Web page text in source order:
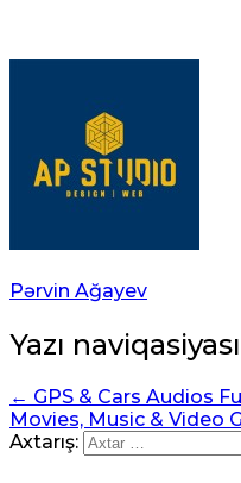
Pərvin Ağayev
Yazı naviqasiyası
← GPS & Cars Audios
Movies, Music & Video
Axtarış: